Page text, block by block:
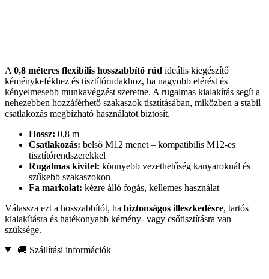
A 0,8 méteres flexibilis hosszabbító rúd ideális kiegészítő
kéménykefékhez és tisztítórudakhoz, ha nagyobb elérést és
kényelmesebb munkavégzést szeretne. A rugalmas kialakítás segít a
nehezebben hozzáférhető szakaszok tisztításában, miközben a stabil
csatlakozás megbízható használatot biztosít.
Hossz: 0,8 m
Csatlakozás: belső M12 menet – kompatibilis M12-es
tisztítórendszerekkel
Rugalmas kivitel: könnyebb vezethetőség kanyaroknál és
szűkebb szakaszokon
Fa markolat: kézre álló fogás, kellemes használat
Válassza ezt a hosszabbítót, ha biztonságos illeszkedésre, tartós
kialakításra és hatékonyabb kémény- vagy csőtisztításra van
szüksége.
🚚 Szállítási információk